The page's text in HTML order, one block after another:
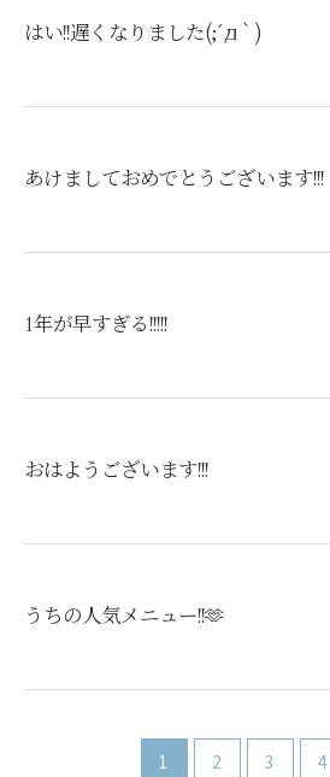
はい!!遅くなりました(;´д｀)
あけましておめでとうございます!!!
1年が早すぎる!!!!!
おはようございます!!!
うちの人気メニュー!!🫶
1 2 3 4
出店依頼・お問い合